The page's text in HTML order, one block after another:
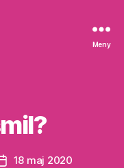
Meny
Inläggsdatum
18 maj 2020